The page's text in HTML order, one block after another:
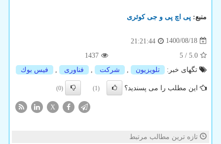
منبع: پی اچ پی و جی كوئری
1400/08/18
21:21:44
5.0
/
5
1437
تگهای خبر:
تلویزیون , شركت , فناوری , فیس بوك
این مطلب را می پسندید؟ (1)
(0)
X
تازه ترین مطالب مرتبط